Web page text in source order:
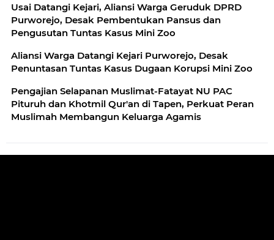
Usai Datangi Kejari, Aliansi Warga Geruduk DPRD
Purworejo, Desak Pembentukan Pansus dan
Pengusutan Tuntas Kasus Mini Zoo
Aliansi Warga Datangi Kejari Purworejo, Desak
Penuntasan Tuntas Kasus Dugaan Korupsi Mini Zoo
Pengajian Selapanan Muslimat-Fatayat NU PAC
Pituruh dan Khotmil Qur'an di Tapen, Perkuat Peran
Muslimah Membangun Keluarga Agamis